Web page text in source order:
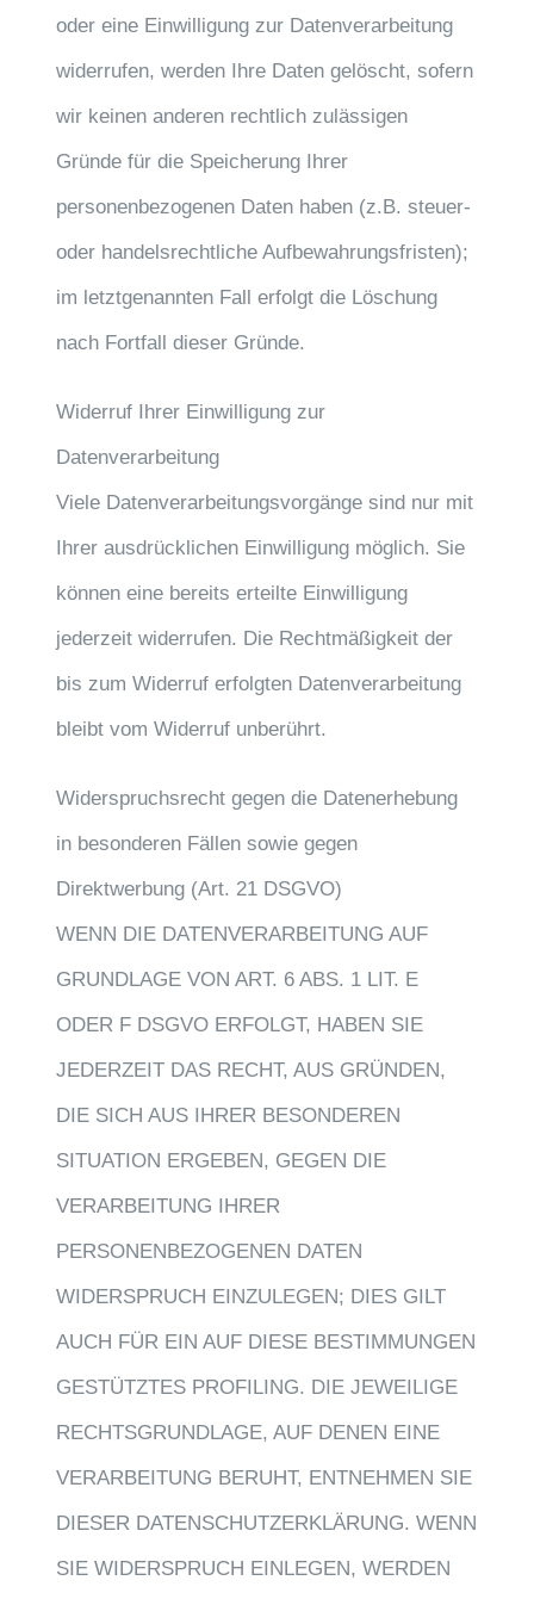
oder eine Einwilligung zur Datenverarbeitung
widerrufen, werden Ihre Daten gelöscht, sofern
wir keinen anderen rechtlich zulässigen
Gründe für die Speicherung Ihrer
personenbezogenen Daten haben (z.B. steuer-
oder handelsrechtliche Aufbewahrungsfristen);
im letztgenannten Fall erfolgt die Löschung
nach Fortfall dieser Gründe.
Widerruf Ihrer Einwilligung zur
Datenverarbeitung
Viele Datenverarbeitungsvorgänge sind nur mit
Ihrer ausdrücklichen Einwilligung möglich. Sie
können eine bereits erteilte Einwilligung
jederzeit widerrufen. Die Rechtmäßigkeit der
bis zum Widerruf erfolgten Datenverarbeitung
bleibt vom Widerruf unberührt.
Widerspruchsrecht gegen die Datenerhebung
in besonderen Fällen sowie gegen
Direktwerbung (Art. 21 DSGVO)
WENN DIE DATENVERARBEITUNG AUF
GRUNDLAGE VON ART. 6 ABS. 1 LIT. E
ODER F DSGVO ERFOLGT, HABEN SIE
JEDERZEIT DAS RECHT, AUS GRÜNDEN,
DIE SICH AUS IHRER BESONDEREN
SITUATION ERGEBEN, GEGEN DIE
VERARBEITUNG IHRER
PERSONENBEZOGENEN DATEN
WIDERSPRUCH EINZULEGEN; DIES GILT
AUCH FÜR EIN AUF DIESE BESTIMMUNGEN
GESTÜTZTES PROFILING. DIE JEWEILIGE
RECHTSGRUNDLAGE, AUF DENEN EINE
VERARBEITUNG BERUHT, ENTNEHMEN SIE
DIESER DATENSCHUTZERKLÄRUNG. WENN
SIE WIDERSPRUCH EINLEGEN, WERDEN